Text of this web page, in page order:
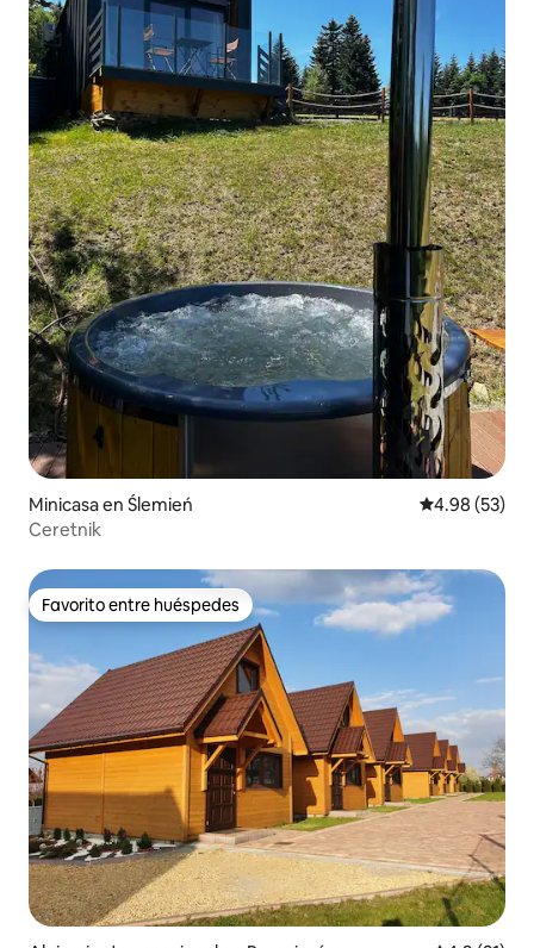
Minicasa en Ślemień Calificación
4.98 (53)
Ceretnik
Favorito entre huéspedes
Favorito entre huéspedes